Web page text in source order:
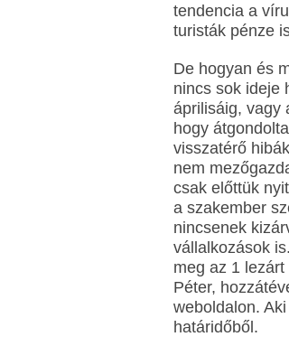
tendencia a
turisták pénze
De hogyan és
nincs sok ideje
áprilisáig, vagy
hogy
visszatérő
nem
csak előttük
a szakember
nincsenek
vállalkozások
meg az 1
Péter,
weboldalon.
határidőből.